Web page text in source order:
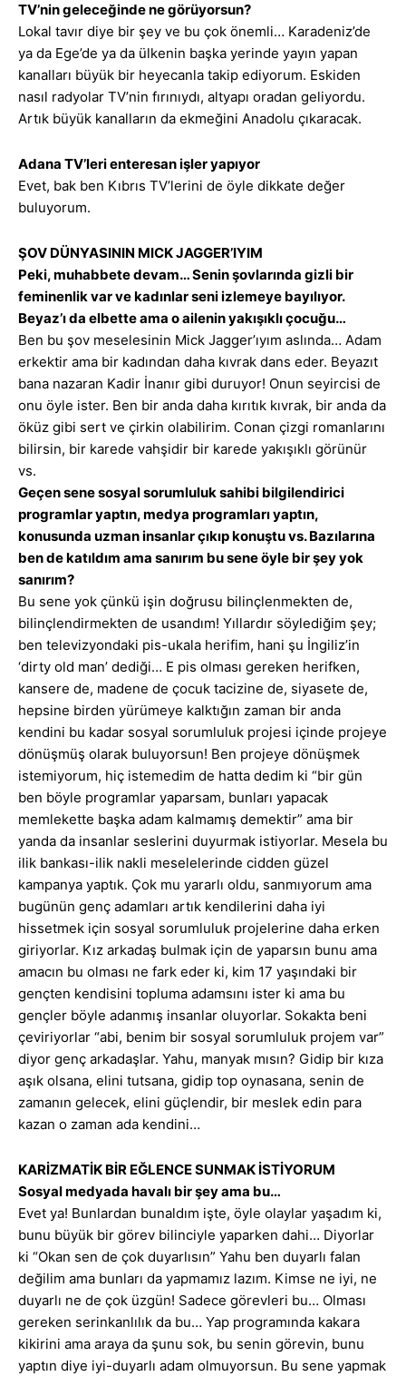
TV’nin geleceğinde ne görüyorsun?
Lokal tavır diye bir şey ve bu çok önemli… Karadeniz’de
ya da Ege’de ya da ülkenin başka yerinde yayın yapan
kanalları büyük bir heyecanla takip ediyorum. Eskiden
nasıl radyolar TV’nin fırınıydı, altyapı oradan geliyordu.
Artık büyük kanalların da ekmeğini Anadolu çıkaracak.
Adana TV’leri enteresan işler yapıyor
Evet, bak ben Kıbrıs TV’lerini de öyle dikkate değer
buluyorum.
ŞOV DÜNYASININ MICK JAGGER’IYIM
Peki, muhabbete devam… Senin şovlarında gizli bir
feminenlik var ve kadınlar seni izlemeye bayılıyor.
Beyaz’ı da elbette ama o ailenin yakışıklı çocuğu…
Ben bu şov meselesinin Mick Jagger’ıyım aslında… Adam
erkektir ama bir kadından daha kıvrak dans eder. Beyazıt
bana nazaran Kadir İnanır gibi duruyor! Onun seyircisi de
onu öyle ister. Ben bir anda daha kırıtık kıvrak, bir anda da
öküz gibi sert ve çirkin olabilirim. Conan çizgi romanlarını
bilirsin, bir karede vahşidir bir karede yakışıklı görünür
vs.
Geçen sene sosyal sorumluluk sahibi bilgilendirici
programlar yaptın, medya programları yaptın,
konusunda uzman insanlar çıkıp konuştu vs. Bazılarına
ben de katıldım ama sanırım bu sene öyle bir şey yok
sanırım?
Bu sene yok çünkü işin doğrusu bilinçlenmekten de,
bilinçlendirmekten de usandım! Yıllardır söylediğim şey;
ben televizyondaki pis-ukala herifim, hani şu İngiliz’in
‘dirty old man’ dediği… E pis olması gereken herifken,
kansere de, madene de çocuk tacizine de, siyasete de,
hepsine birden yürümeye kalktığın zaman bir anda
kendini bu kadar sosyal sorumluluk projesi içinde projeye
dönüşmüş olarak buluyorsun! Ben projeye dönüşmek
istemiyorum, hiç istemedim de hatta dedim ki “bir gün
ben böyle programlar yaparsam, bunları yapacak
memlekette başka adam kalmamış demektir” ama bir
yanda da insanlar seslerini duyurmak istiyorlar. Mesela bu
ilik bankası-ilik nakli meselelerinde cidden güzel
kampanya yaptık. Çok mu yararlı oldu, sanmıyorum ama
bugünün genç adamları artık kendilerini daha iyi
hissetmek için sosyal sorumluluk projelerine daha erken
giriyorlar. Kız arkadaş bulmak için de yaparsın bunu ama
amacın bu olması ne fark eder ki, kim 17 yaşındaki bir
gençten kendisini topluma adamsını ister ki ama bu
gençler böyle adanmış insanlar oluyorlar. Sokakta beni
çeviriyorlar “abi, benim bir sosyal sorumluluk projem var”
diyor genç arkadaşlar. Yahu, manyak mısın? Gidip bir kıza
aşık olsana, elini tutsana, gidip top oynasana, senin de
zamanın gelecek, elini güçlendir, bir meslek edin para
kazan o zaman ada kendini…
KARİZMATİK BİR EĞLENCE SUNMAK İSTİYORUM
Sosyal medyada havalı bir şey ama bu…
Evet ya! Bunlardan bunaldım işte, öyle olaylar yaşadım ki,
bunu büyük bir görev bilinciyle yaparken dahi… Diyorlar
ki “Okan sen de çok duyarlısın” Yahu ben duyarlı falan
değilim ama bunları da yapmamız lazım. Kimse ne iyi, ne
duyarlı ne de çok üzgün! Sadece görevleri bu… Olması
gereken serinkanlılık da bu… Yap programında kakara
kikirini ama araya da şunu sok, bu senin görevin, bunu
yaptın diye iyi-duyarlı adam olmuyorsun. Bu sene yapmak